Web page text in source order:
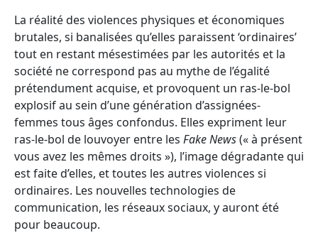
La réalité des violences physiques et économiques
brutales, si banalisées qu’elles paraissent ‘ordinaires’
tout en restant mésestimées par les autorités et la
société ne correspond pas au mythe de l’égalité
prétendument acquise, et provoquent un ras-le-bol
explosif au sein d’une génération d’assignées-
femmes tous âges confondus. Elles expriment leur
ras-le-bol de louvoyer entre les Fake News(« à présent
vous avez les mêmes droits »), l’image dégradante qui
est faite d’elles, et toutes les autres violences si
ordinaires. Les nouvelles technologies de
communication, les réseaux sociaux, y auront été
pour beaucoup.